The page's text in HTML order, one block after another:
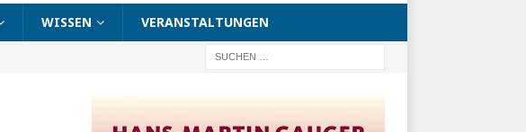
WISSEN VERANSTALTUNGEN